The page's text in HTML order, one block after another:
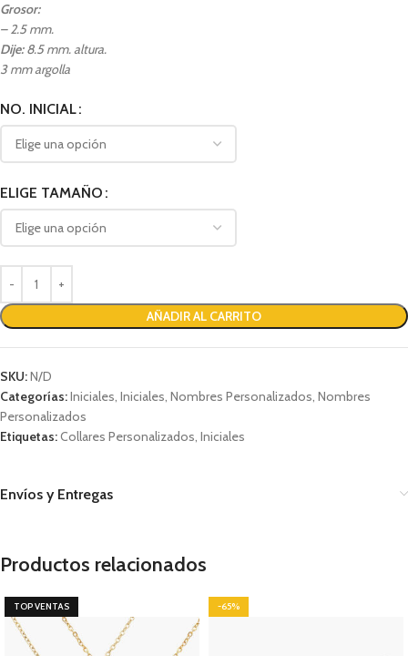
Grosor:
– 2.5 mm.
Dije:8.5 mm. altura.
3 mm argolla
NO. INICIAL
ELIGE TAMAÑO
AÑADIR AL CARRITO
SKU:N/D
Categorías:Iniciales, Iniciales, Nombres Personalizados, Nombres
Personalizados
Etiquetas:Collares Personalizados, Iniciales
Envíos y Entregas
Productos relacionados
TOP VENTAS -65%